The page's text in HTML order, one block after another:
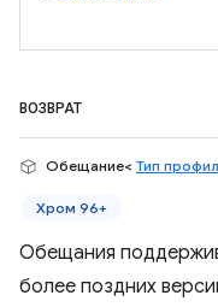
ВОЗВРАТ
Обещание< Тип
Хром 96+
Обещания
более поздних